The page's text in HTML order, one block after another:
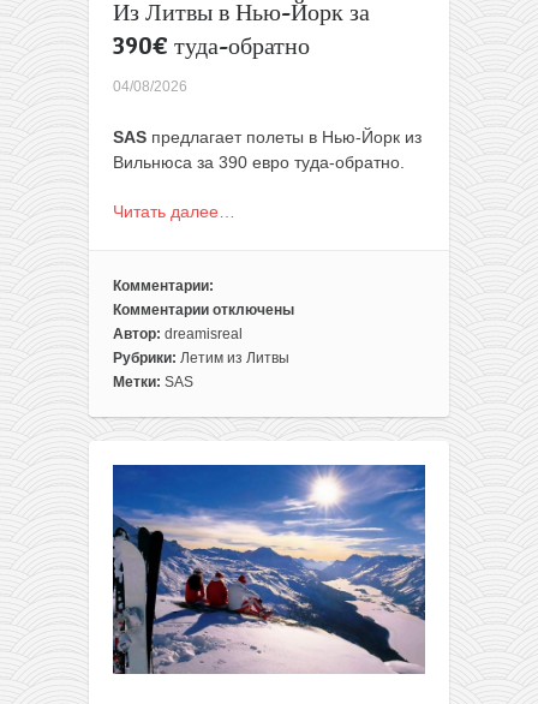
Из Литвы в Нью-Йорк за
390€ туда-обратно
04/08/2026
SAS предлагает полеты в Нью-Йорк из
Вильнюса за 390 евро туда-обратно.
Читать далее…
Комментарии:
Комментарии
к
записи
Из
в
390€
туда-
обратно
отключены
Автор: dreamisreal
Рубрики: Летим из Литвы
Метки: SAS